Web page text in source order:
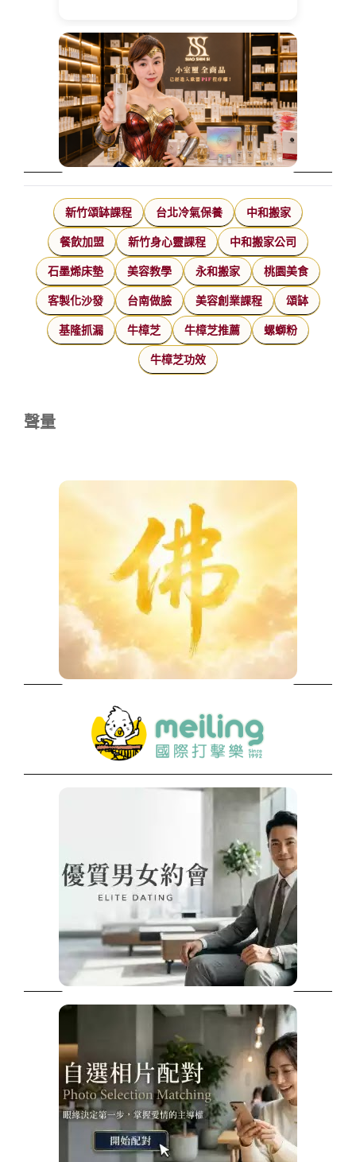
新竹頌缽課程 台北冷氣保養 中和搬家
餐飲加盟 新竹身心靈課程 中和搬家公司
石墨烯床墊 美容教學 永和搬家 桃園美食
客製化沙發 台南做臉 美容創業課程 頌缽
基隆抓漏 牛樟芝 牛樟芝推薦 螺螄粉
牛樟芝功效
聲量